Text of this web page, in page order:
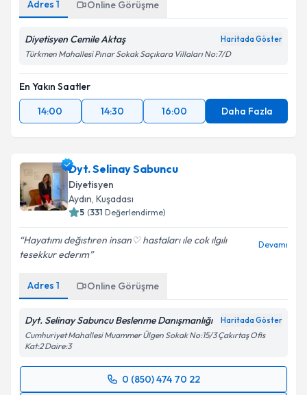
Adres 1 Online Görüşme
Diyetisyen Cemile Aktaş Haritada Göster
Türkmen Mahallesi Pınar Sokak Saçıkara Villaları No:7/D
En Yakın Saatler
14:00
14:30 16:00 Daha Fazla
Dyt. Selinay Sabuncu
Diyetisyen
Aydın, Kuşadası
5 (331 Değerlendirme)
Hayatımı değıstıren insan♡ hastaları ıle cok ılgılı
tesekkur ederım
Devamı
Adres 1 Online Görüşme
Dyt. Selinay Sabuncu Beslenme Danışmanlığı Haritada Göster
Cumhuriyet Mahallesi Muammer Ülgen Sokak No:15/3 Çakırtaş Ofis
Kat:2 Daire:3
0 (850) 474 70 22
Randevu Takvimi Talebi